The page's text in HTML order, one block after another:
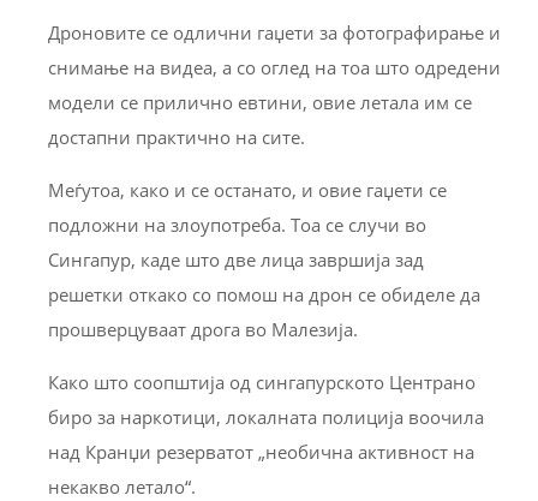
Дроновите се одлични гаџети за фотографирање и
снимање на видеа, а со оглед на тоа што одредени
модели се прилично евтини, овие летала им се
достапни практично на сите.
Меѓутоа, како и се останато, и овие гаџети се
подложни на злоупотреба. Тоа се случи во
Сингапур, каде што две лица завршија зад
решетки откако со помош на дрон се обиделе да
прошверцуваат дрога во Малезија.
Како што соопштија од сингапурското Центрано
биро за наркотици, локалната полиција воочила
над Кранџи резерватот „необична активност на
некакво летало“.